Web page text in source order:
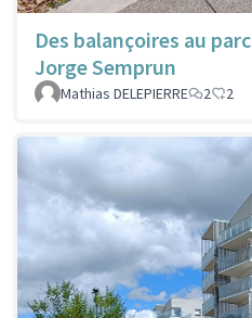
Des balançoires au parc
Jorge Semprun
Mathias DELEPIERRE
2 2